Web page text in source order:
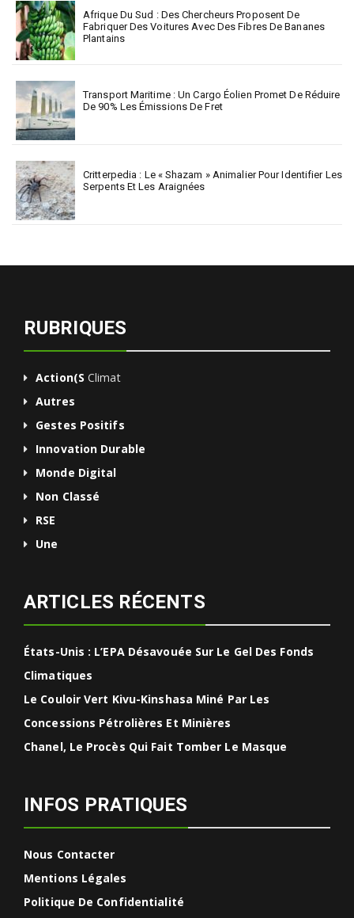
Afrique Du Sud : Des Chercheurs Proposent De
Fabriquer Des Voitures Avec Des Fibres De Bananes
Plantains
Transport Maritime : Un Cargo Éolien Promet De Réduire
De 90% Les Émissions De Fret
Critterpedia : Le « Shazam » Animalier Pour Identifier Les
Serpents Et Les Araignées
RUBRIQUES
Action(s Climat
Autres
Gestes Positifs
Innovation Durable
Monde Digital
Non Classé
RSE
Une
ARTICLES RÉCENTS
États-Unis : L’EPA Désavouée Sur Le Gel Des Fonds
Climatiques
Le Couloir Vert Kivu-Kinshasa Miné Par Les
Concessions Pétrolières Et Minières
Chanel, Le Procès Qui Fait Tomber Le Masque
INFOS PRATIQUES
Nous Contacter
Mentions Légales
Politique De Confidentialité